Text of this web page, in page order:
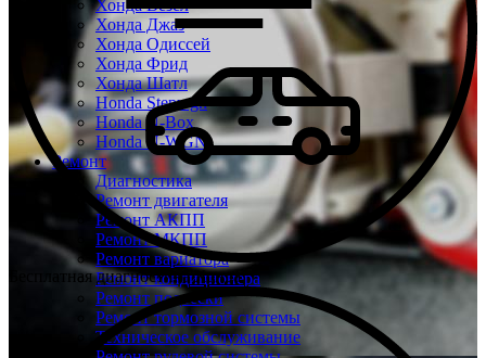
Хонда Везел
Хонда Джаз
Хонда Одиссей
Хонда Фрид
Хонда Шатл
Honda Stepwgn
Honda N-Box
Honda N-WGN
Ремонт
Диагностика
Ремонт двигателя
Ремонт АКПП
Ремонт МКПП
Ремонт вариатора
Ремонт кондиционера
Ремонт подвески
Ремонт тормозной системы
Техническое обслуживание
Бесплатная диагностика Хонда